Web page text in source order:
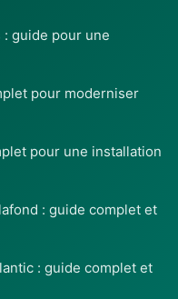
guide pour une
pour moderniser
pour une installation
: guide complet et
: guide complet et